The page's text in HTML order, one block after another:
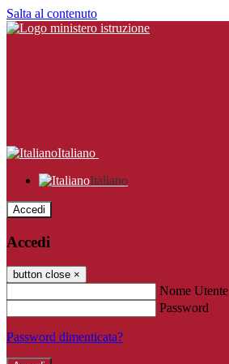
Salta al contenuto
Italiano
Italiano
Accedi
Accedi
button close ×
Nome Utente
Password
Password dimenticata?